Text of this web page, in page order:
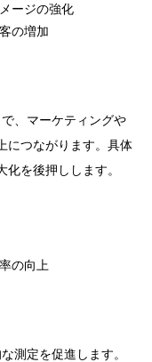
ージの強化
の増加
、マーケティングや
につながります。具体
を後押しします。
の向上
測定を促進します。